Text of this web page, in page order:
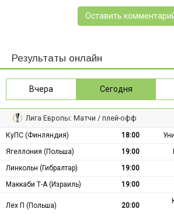
Оставить
Результаты онлайн
Вчера Сегодня
Лига Европы: Матчи / плей-офф
КуПС (Финляндия) 18:00
Ягеллония (Польша)
19:00
Линкольн (Гибралтар)
19:00
Маккаби Т-А (Израиль)
19:00
Лех П (Польша) 20:00